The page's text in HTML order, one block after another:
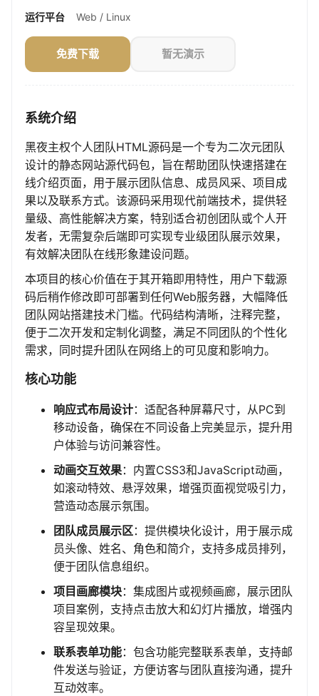
运行平台
Web / Linux
免费下载 暂无演示
系统介绍
黑夜主权个人团队HTML源码是一个专为二次元团队
设计的静态网站源代码包，旨在帮助团队快速搭建在
线介绍页面，用于展示团队信息、成员风采、项目成
果以及联系方式。该源码采用现代前端技术，提供轻
量级、高性能解决方案，特别适合初创团队或个人开
发者，无需复杂后端即可实现专业级团队展示效果，
有效解决团队在线形象建设问题。
本项目的核心价值在于其开箱即用特性，用户下载源
码后稍作修改即可部署到任何Web服务器，大幅降低
团队网站搭建技术门槛。代码结构清晰，注释完整，
便于二次开发和定制化调整，满足不同团队的个性化
需求，同时提升团队在网络上的可见度和影响力。
核心功能
响应式布局设计：适配各种屏幕尺寸，从PC到
移动设备，确保在不同设备上完美显示，提升用
户体验与访问兼容性。
动画交互效果：内置CSS3和JavaScript动画，
如滚动特效、悬浮效果，增强页面视觉吸引力，
营造动态展示氛围。
团队成员展示区：提供模块化设计，用于展示成
员头像、姓名、角色和简介，支持多成员排列，
便于团队信息组织。
项目画廊模块：集成图片或视频画廊，展示团队
项目案例，支持点击放大和幻灯片播放，增强内
容呈现效果。
联系表单功能：包含功能完整联系表单，支持邮
件发送与验证，方便访客与团队直接沟通，提升
互动效率。